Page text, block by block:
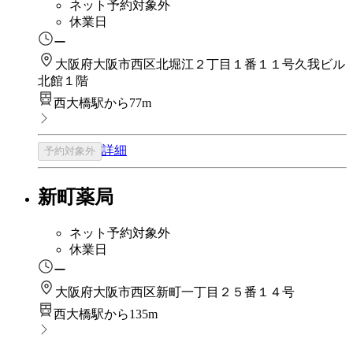
ネット予約対象外
休業日
ー
大阪府大阪市西区北堀江２丁目１番１１号久我ビル
北館１階
西大橋駅から77m
予約対象外 詳細
新町薬局
ネット予約対象外
休業日
ー
大阪府大阪市西区新町一丁目２５番１４号
西大橋駅から135m